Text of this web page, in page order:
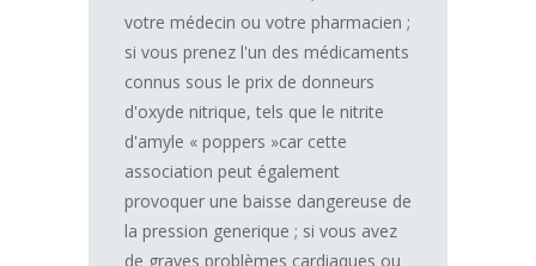
votre médecin ou votre pharmacien ;
si vous prenez l'un des médicaments
connus sous le prix de donneurs
d'oxyde nitrique, tels que le nitrite
d'amyle « poppers »car cette
association peut également
provoquer une baisse dangereuse de
la pression generique ; si vous avez
de graves problèmes cardiaques ou